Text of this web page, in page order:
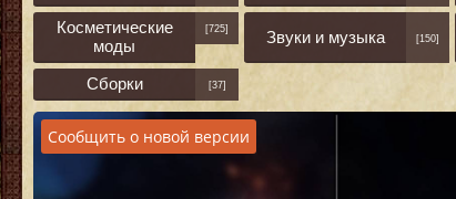
Косметические
моды
[725] Звуки и музыка [150]
Сборки [37]
Сообщить о новой версии